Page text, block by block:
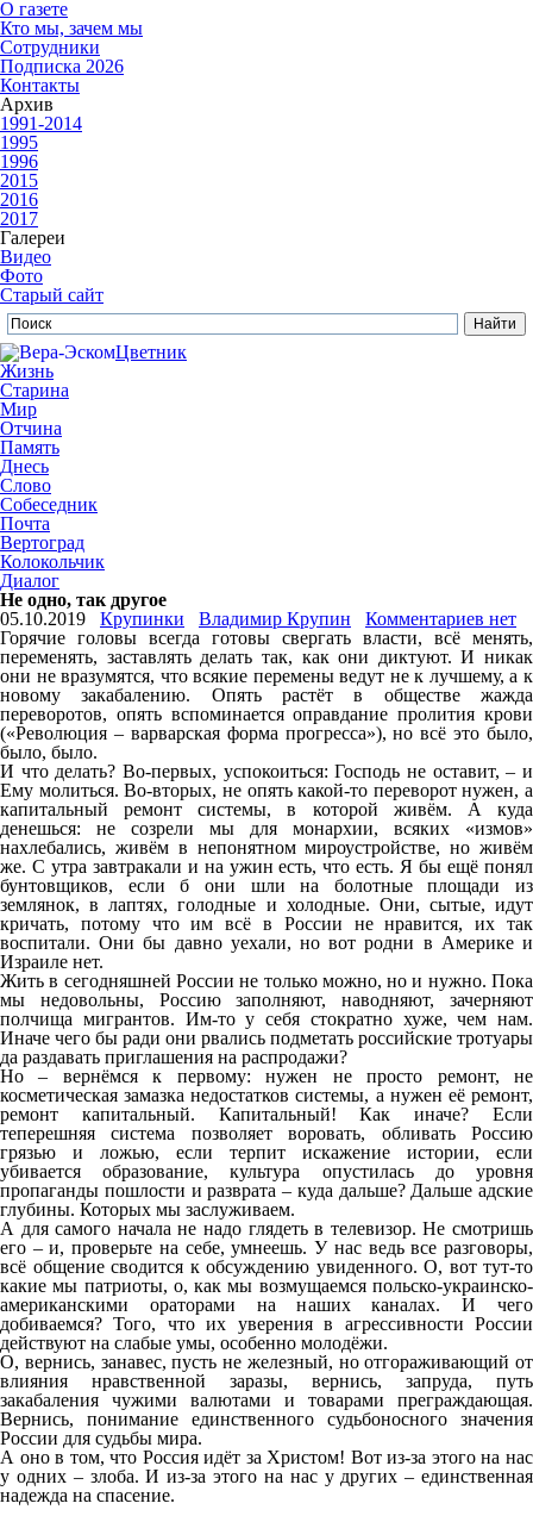
О газете
Кто мы, зачем мы
Сотрудники
Подписка 2026
Контакты
Архив
1991-2014
1995
1996
2015
2016
2017
Галереи
Видео
Фото
Старый сайт
Цветник
Жизнь
Старина
Мир
Отчина
Память
Днесь
Слово
Собеседник
Почта
Вертоград
Колокольчик
Диалог
Не одно, так другое
05.10.2019
Крупинки Владимир Крупин
Комментариев нет
Горячие головы всегда готовы свергать власти, всё менять,
переменять, заставлять делать так, как они диктуют. И никак
они не вразумятся, что всякие перемены ведут не к лучшему, а к
новому закабалению. Опять растёт в обществе жажда
переворотов, опять вспоминается оправдание пролития крови
(«Революция – варварская форма прогресса»), но всё это было,
было, было.
И что делать? Во-первых, успокоиться: Господь не оставит, – и
Ему молиться. Во-вторых, не опять какой-то переворот нужен, а
капитальный ремонт системы, в которой живём. А куда
денешься: не созрели мы для монархии, всяких «измов»
нахлебались, живём в непонятном мироустройстве, но живём
же. С утра завтракали и на ужин есть, что есть. Я бы ещё понял
бунтовщиков, если б они шли на болотные площади из
землянок, в лаптях, голодные и холодные. Они, сытые, идут
кричать, потому что им всё в России не нравится, их так
воспитали. Они бы давно уехали, но вот родни в Америке и
Израиле нет.
Жить в сегодняшней России не только можно, но и нужно. Пока
мы недовольны, Россию заполняют, наводняют, зачерняют
полчища мигрантов. Им-то у себя стократно хуже, чем нам.
Иначе чего бы ради они рвались подметать российские тротуары
да раздавать приглашения на распродажи?
Но – вернёмся к первому: нужен не просто ремонт, не
косметическая замазка недостатков системы, а нужен её ремонт,
ремонт капитальный. Капитальный! Как иначе? Если
теперешняя система позволяет воровать, обливать Россию
грязью и ложью, если терпит искажение истории, если
убивается образование, культура опустилась до уровня
пропаганды пошлости и разврата – куда дальше? Дальше адские
глубины. Которых мы заслуживаем.
А для самого начала не надо глядеть в телевизор. Не смотришь
его – и, проверьте на себе, умнеешь. У нас ведь все разговоры,
всё общение сводится к обсуждению увиденного. О, вот тут-то
какие мы патриоты, о, как мы возмущаемся польско-украинско-
американскими ораторами на наших каналах. И чего
добиваемся? Того, что их уверения в агрессивности России
действуют на слабые умы, особенно молодёжи.
О, вернись, занавес, пусть не железный, но отгораживающий от
влияния нравственной заразы, вернись, запруда, путь
закабаления чужими валютами и товарами преграждающая.
Вернись, понимание единственного судьбоносного значения
России для судьбы мира.
А оно в том, что Россия идёт за Христом! Вот из-за этого на нас
у одних – злоба. И из-за этого на нас у других – единственная
надежда на спасение.